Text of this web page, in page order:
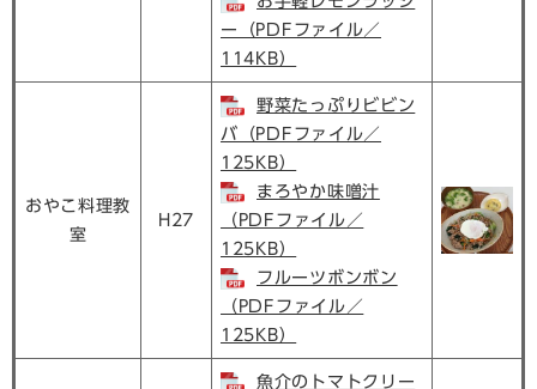
ー（PDFファイル／
114KB）
おやこ料理教
室
H27
野菜たっぷりビビン
バ（PDFファイル／
125KB）
まろやか味噌汁
（PDFファイル／
125KB）
フルーツボンボン
（PDFファイル／
125KB）
魚介のトマトクリー